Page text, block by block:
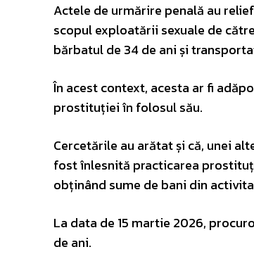
Actele de urmărire penală au
scopul exploatării sexuale de
bărbatul de 34 de ani și
În acest context, acesta ar fi
prostituției în folosul său.
Cercetările au arătat și că, unei
fost înlesnită practicarea
obținând sume de bani din
La data de 15 martie 2026,
de ani.